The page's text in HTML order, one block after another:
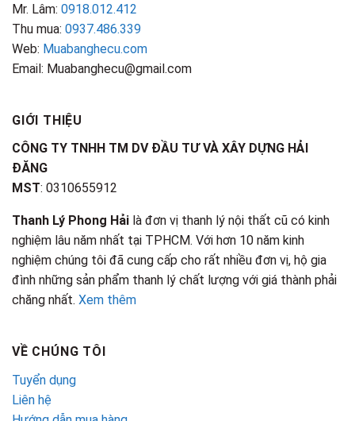
Mr. Lâm: 0918.012.412
Thu mua: 0937.486.339
Web: Muabanghecu.com
Email: Muabanghecu@gmail.com
GIỚI THIỆU
CÔNG TY TNHH TM DV ĐẦU TƯ VÀ XÂY DỰNG HẢI
ĐĂNG
MST: 0310655912
Thanh Lý Phong Hải là đơn vị thanh lý nội thất cũ có kinh
nghiệm lâu năm nhất tại TPHCM. Với hơn 10 năm kinh
nghiệm chúng tôi đã cung cấp cho rất nhiều đơn vị, hộ gia
đình những sản phẩm thanh lý chất lượng với giá thành phải
chăng nhất. Xem thêm
VỀ CHÚNG TÔI
Tuyển dụng
Liên hệ